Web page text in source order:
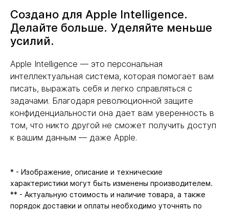
Создано для Apple Intelligence.
Делайте больше. Уделяйте меньше
усилий.
Apple Intelligence — это персональная
интеллектуальная система, которая помогает вам
писать, выражать себя и легко справляться с
задачами. Благодаря революционной защите
конфиденциальности она дает вам уверенность в
том, что никто другой не сможет получить доступ
к вашим данным — даже Apple.
* - Изображение, описание и технические
характеристики могут быть изменены производителем.
** - Актуальную стоимость и наличие товара, а также
порядок доставки и оплаты необходимо уточнять по